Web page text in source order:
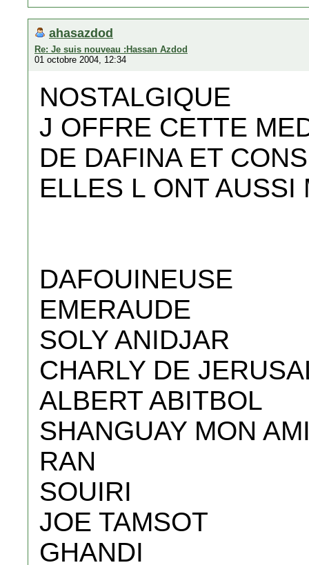
ahasazdod
Re: Je suis nouveau :Hassan Azdod
01 octobre 2004, 12:34
NOSTALGIQUE
J OFFRE CETTE
DE DAFINA ET
ELLES L ONT AUSSI
DAFOUINEUSE
EMERAUDE
SOLY ANIDJAR
CHARLY DE
ALBERT ABITBOL
SHANGUAY MON
RAN
SOUIRI
JOE TAMSOT
GHANDI